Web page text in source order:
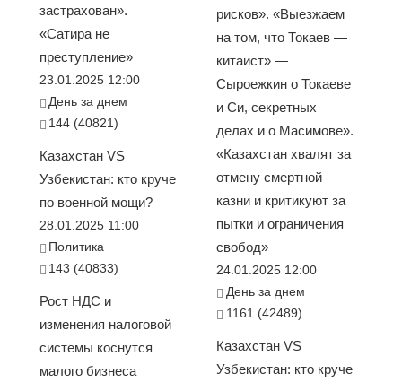
застрахован».
«Сатира не
преступление»
23.01.2025 12:00
День за днем
144 (40821)
Казахстан VS
Узбекистан: кто круче
по военной мощи?
28.01.2025 11:00
Политика
143 (40833)
Рост НДС и
изменения налоговой
системы коснутся
малого бизнеса
рисков». «Выезжаем
на том, что Токаев —
китаист» —
Сыроежкин о Токаеве
и Си, секретных
делах и о Масимове».
«Казахстан хвалят за
отмену смертной
казни и критикуют за
пытки и ограничения
свобод»
24.01.2025 12:00
День за днем
1161 (42489)
Казахстан VS
Узбекистан: кто круче